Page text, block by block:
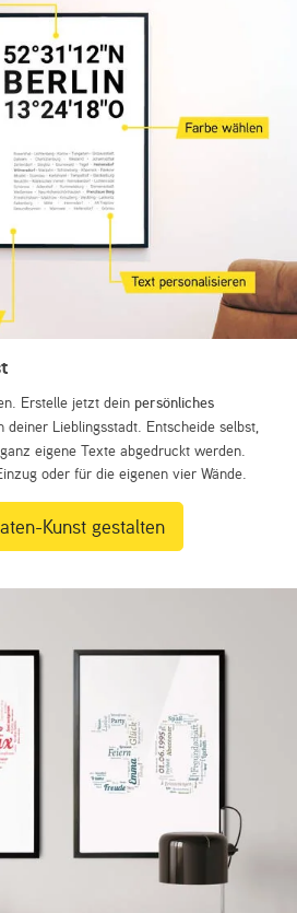
Erstelle jetzt dein persönliches
deiner Lieblingsstadt. Entscheide selbst,
eigene Texte abgedruckt werden.
oder für die eigenen vier Wände.
Kunst gestalten